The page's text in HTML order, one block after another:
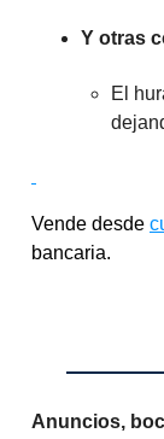
Y otras
El
Vende desde
bancaria.
Anuncios,